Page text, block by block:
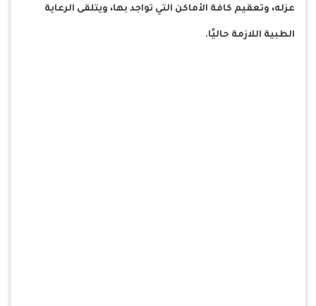
عزله، وتعقيم كافة الأماكن التي تواجد بها، ويتلقى الرعاية
الطبية اللازمة حاليًا.